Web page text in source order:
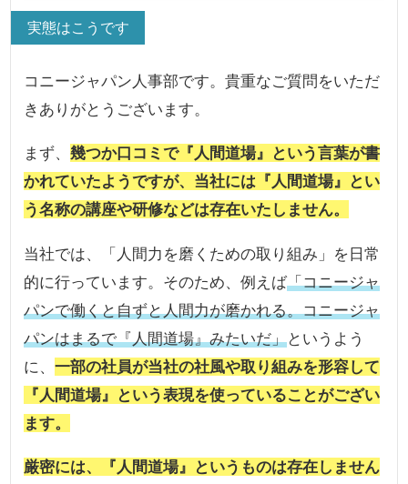
実態はこうです
コニージャパン人事部です。貴重なご質問をいただ
きありがとうございます。
まず、幾つか口コミで『人間道場』という言葉が書
かれていたようですが、当社には『人間道場』とい
う名称の講座や研修などは存在いたしません。
当社では、「人間力を磨くための取り組み」を日常
的に行っています。そのため、例えば「コニージャ
パンで働くと自ずと人間力が磨かれる。コニージャ
パンはまるで『人間道場』みたいだ」というよう
に、一部の社員が当社の社風や取り組みを形容して
『人間道場』という表現を使っていることがござい
ます。
厳密には、『人間道場』というものは存在しません